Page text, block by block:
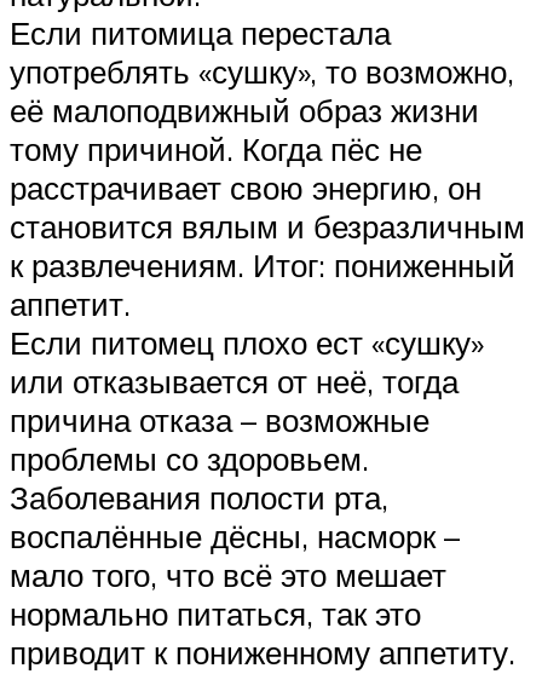
Если питомица перестала
употреблять «сушку», то возможно,
её малоподвижный образ жизни
тому причиной. Когда пёс не
расстрачивает свою энергию, он
становится вялым и безразличным
к развлечениям. Итог: пониженный
аппетит.
Если питомец плохо ест «сушку»
или отказывается от неё, тогда
причина отказа – возможные
проблемы со здоровьем.
Заболевания полости рта,
воспалённые дёсны, насморк –
мало того, что всё это мешает
нормально питаться, так это
приводит к пониженному аппетиту.